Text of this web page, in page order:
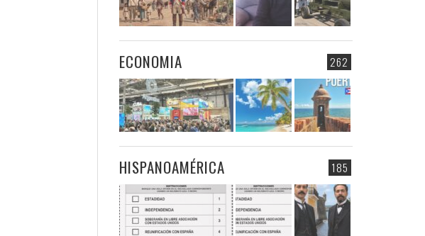
262
ECONOMIA
185
HISPANOAMÉRICA